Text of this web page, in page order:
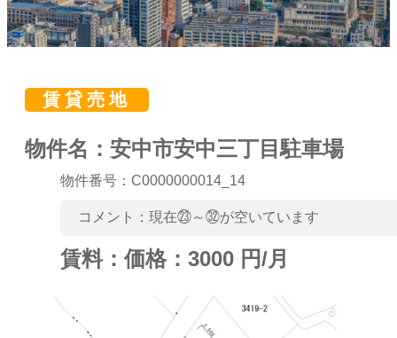
賃貸売地
物件名：安中市安中三丁目駐車場
物件番号：C0000000014_14
コメント：現在㉓～㉜が空いています
賃料： 価格：3000 円/月